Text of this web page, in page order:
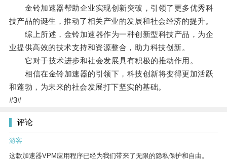
金铃加速器帮助企业实现创新突破，引领了更多优秀科
技产品的诞生，推动了相关产业的发展和社会经济的提升。
综上所述，金铃加速器作为一种创新型科技产品，为企
业提供高效的技术支持和资源整合，助力科技创新。
它对于技术进步和社会发展具有积极的推动作用。
相信在金铃加速器的引领下，科技创新将变得更加活跃
和蓬勃，为未来的社会发展打下坚实的基础。
#3#
评论
游客
这款加速器VPM应用程序已经为我们带来了无限的隐私保护和自由。